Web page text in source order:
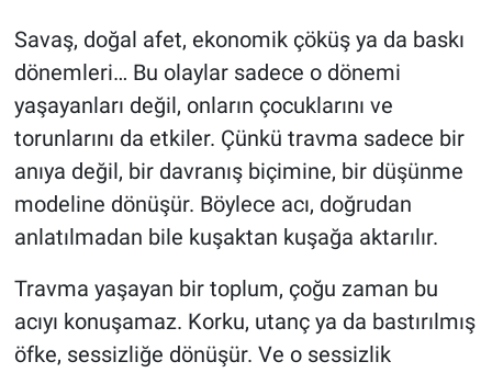
Savaş, doğal afet, ekonomik çöküş ya da baskı
dönemleri… Bu olaylar sadece o dönemi
yaşayanları değil, onların çocuklarını ve
torunlarını da etkiler. Çünkü travma sadece bir
anıya değil, bir davranış biçimine, bir düşünme
modeline dönüşür. Böylece acı, doğrudan
anlatılmadan bile kuşaktan kuşağa aktarılır.
Travma yaşayan bir toplum, çoğu zaman bu
acıyı konuşamaz. Korku, utanç ya da bastırılmış
öfke, sessizliğe dönüşür. Ve o sessizlik